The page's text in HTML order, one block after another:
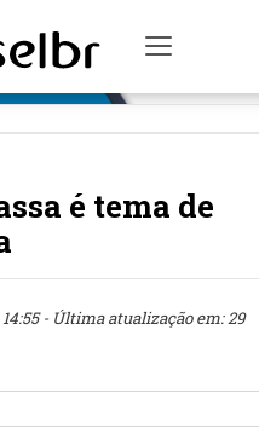
Toggle
é tema de
- Última atualização em: 29